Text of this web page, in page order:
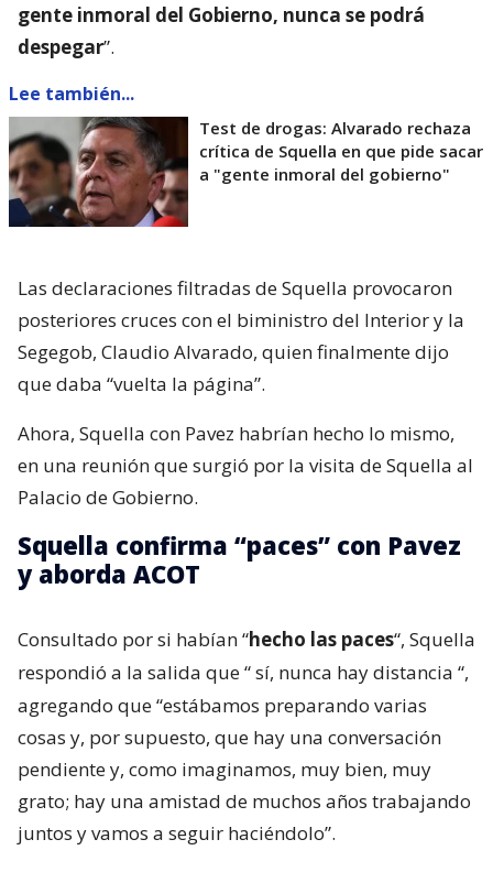
gente inmoral del Gobierno, nunca se podrá
despegar”.
Lee también...
Test de drogas: Alvarado rechaza
crítica de Squella en que pide sacar
a "gente inmoral del gobierno"
Las declaraciones filtradas de Squella provocaron
posteriores cruces con el biministro del Interior y la
Segegob, Claudio Alvarado, quien finalmente dijo
que daba “vuelta la página”.
Ahora, Squella con Pavez habrían hecho lo mismo,
en una reunión que surgió por la visita de Squella al
Palacio de Gobierno.
Squella confirma “paces” con Pavez
y aborda ACOT
Consultado por si habían “hecho las paces“, Squella
respondió a la salida que “sí, nunca hay distancia “,
agregando que “estábamos preparando varias
cosas y, por supuesto, que hay una conversación
pendiente y, como imaginamos, muy bien, muy
grato; hay una amistad de muchos años trabajando
juntos y vamos a seguir haciéndolo”.